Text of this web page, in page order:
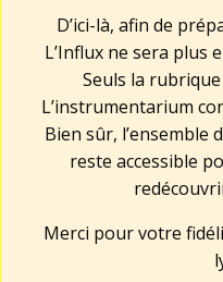
D’ici-là, afin de
L’Influx ne sera plus
Seuls la
L’instrumentarium
Bien sûr, l’ensemble
reste accessible
Merci pour votre